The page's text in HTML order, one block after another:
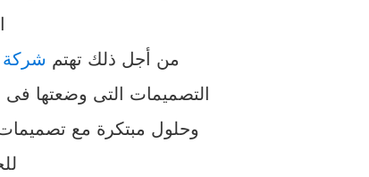
من أجل ذلك تهتم شركة
التصميمات التى وضعتها فى
وحلول مبتكرة مع